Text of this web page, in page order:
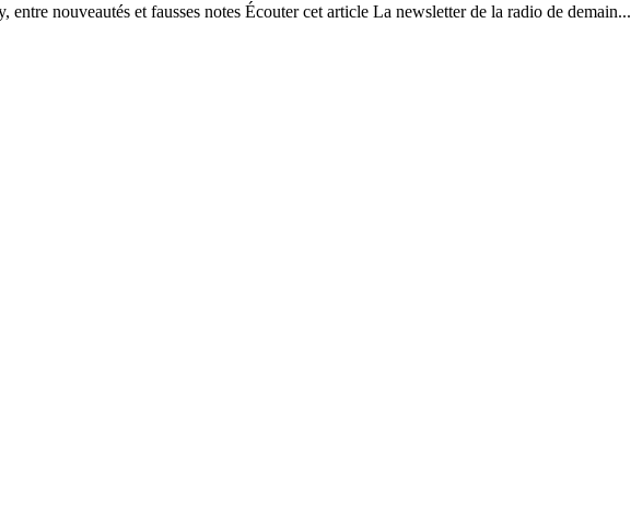
entre nouveautés et fausses notes Écouter cet article La newsletter de la radio de demain...